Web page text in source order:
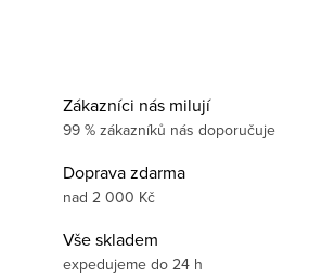
Zákazníci nás milují
99 % zákazníků nás doporučuje
Doprava zdarma
nad 2 000 Kč
Vše skladem
expedujeme do 24 h